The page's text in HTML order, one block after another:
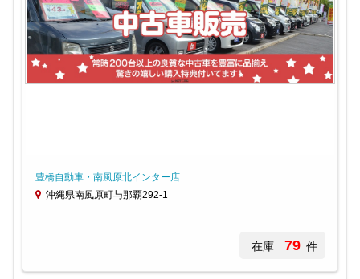
豊橋自動車・南風原北インター店
沖縄県南風原町与那覇292-1
在庫 79 件